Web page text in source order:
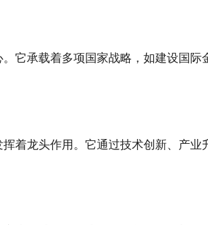
它承载着多项国家战略，如建设国
龙头作用。它通过技术创新、产业